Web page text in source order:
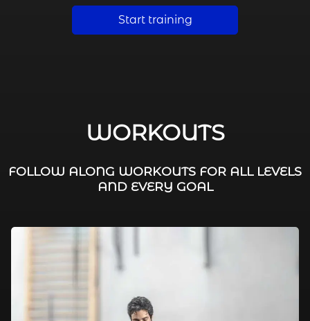
Start training
WORKOUTS
FOLLOW ALONG WORKOUTS FOR ALL LEVELS
AND EVERY GOAL